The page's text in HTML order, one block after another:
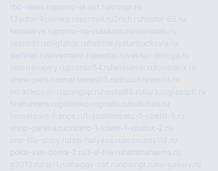
rbc-news.ruporno-skvirt.rukrospr.ru
13autor-kolonka.rusormol.ru2rich.ru hostel-65.ru
hostserve.ruporno-na-russkom.ru mishinlab.ru
neznobi.rubigfatcc.ru habble.rustarbucksvia.ru
delfinet.rusilvernano.ruelestal.ruvektor-doroga.ru
velotrenajery.rupronso54.ru lenasever.ru lovinskix.ru
show-pets.rusmartnews03.rudiscofoxworld.ru
miraclecoon.rupongup.ru hostel65.ru liura.ruglasspb.ru
firehunters.rugribowo.rugnalis.rubulkitula.ru
hometown-france.ru1-xbeticricetc-1-xbetti-5.ru
shop-garena.rucricetc-1-xbetr-1-xbetcc-2.ru
one-life-story.rutop-halyava.ruaccounts112.ru
poka-vse-doma-2.ru3-d-file.ru hahahaharms.ru
g2012.rutst-1.rushaggy-cat.ruopsmgr.ruev-gallery.ru